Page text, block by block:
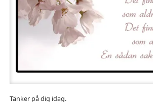
Tänker på dig idag.